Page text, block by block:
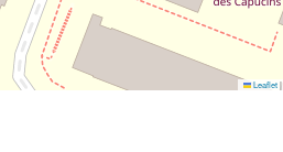
Leaflet|